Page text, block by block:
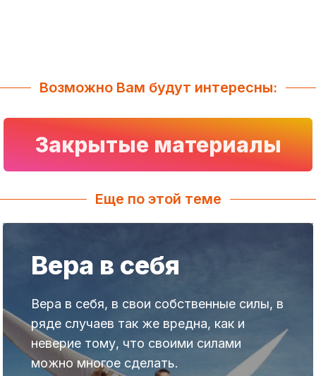
Возможно Вам будут интересны:
Закрытые материалы
Еще по этой теме
Вера в себя
Вера в себя, в свои собственные силы, в
ряде случаев так же вредна, как и
неверие тому, что своими силами
можно многое сделать.